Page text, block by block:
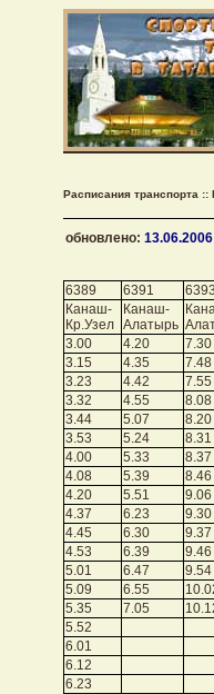
Расписания транспорта
обновлено: 13.06.2006
6389
6391 6393
Канаш-
Кр.Узел
Канаш-
Алатырь
3.00
4.20 7.30
3.15
4.35 7.48
3.23
4.42 7.55
3.32
4.55 8.08
3.44
5.07 8.20
3.53
5.24 8.31
4.00
5.33 8.37
4.08
5.39 8.46
4.20
5.51 9.06
4.37
6.23 9.30
4.45
6.30 9.37
4.53
6.39 9.46
5.01
6.47 9.54
5.09
6.55
5.35
7.05
5.52
6.01
6.12
6.23